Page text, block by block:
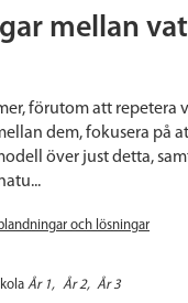
mellan
förutom att repetera
dem, fokusera på
över just detta,
och lösningar
År 1 År 2 År 3